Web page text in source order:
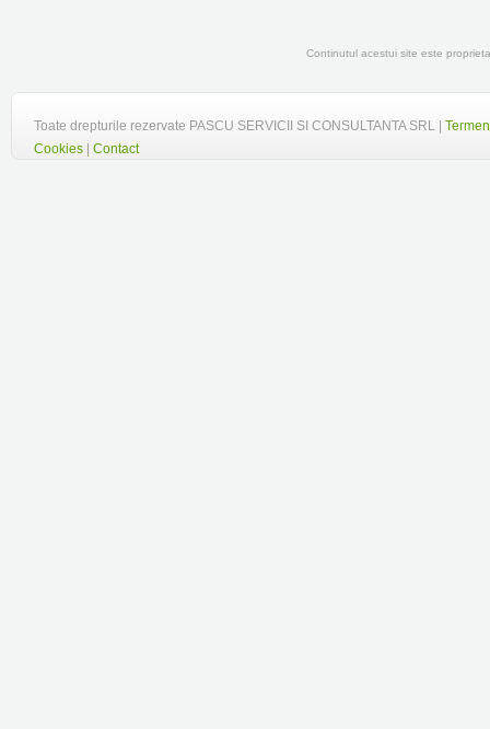
Continutul acestui site este
Toate drepturile rezervate PASCU SERVICII SI CONSULTANTA SRL |
Cookies
Contact